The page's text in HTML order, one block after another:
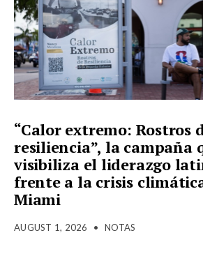
“Calor extremo: Rostros
resiliencia”, la campaña
visibiliza el liderazgo
frente a la crisis
Miami
AUGUST 1, 2026 • NOTAS